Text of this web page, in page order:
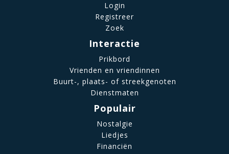
Login
Registreer
Zoek
Interactie
Prikbord
Vrienden en vriendinnen
Buurt-, plaats- of streekgenoten
Dienstmaten
Populair
Nostalgie
Liedjes
Financiën